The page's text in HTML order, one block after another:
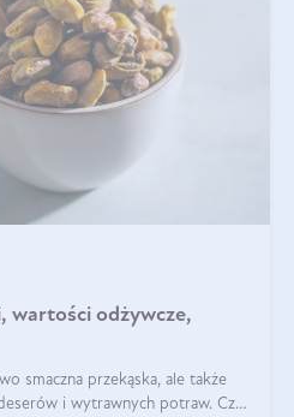
wartości odżywcze,
smaczna przekąska, ale także
i wytrawnych potraw. Czy